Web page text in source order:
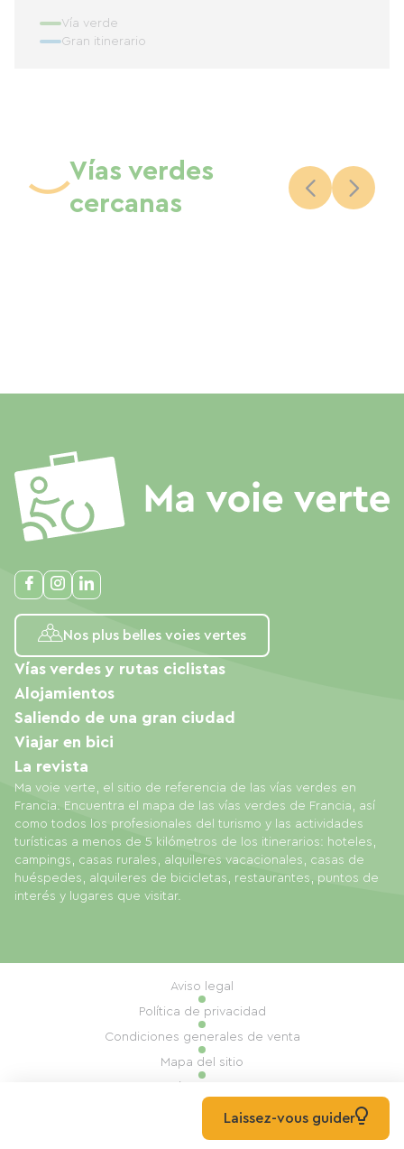
Vía verde
Gran itinerario
Vías verdes
cercanas
Nos plus belles voies vertes
Ma voie verte, el sitio de referencia de las vías verdes en
Francia. Encuentra el mapa de las vías verdes de Francia, así
como todos los profesionales del turismo y las actividades
turísticas a menos de 5 kilómetros de los itinerarios: hoteles,
campings, casas rurales, alquileres vacacionales, casas de
huéspedes, alquileres de bicicletas, restaurantes, puntos de
interés y lugares que visitar.
Vías verdes y rutas ciclistas
Alojamientos
Saliendo de una gran ciudad
Viajar en bici
La revista
© 2026 Ma Voie Verte Todos los derechos reservados
Aviso legal
Política de privacidad
Condiciones generales de venta
Mapa del sitio
Realización: Mill, PrivasLaissez-vous guider